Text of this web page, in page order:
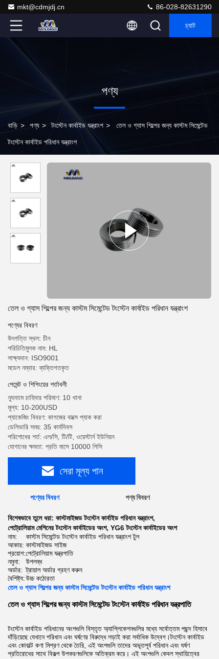
mkt@cdmjdj.cn 86-028-82631290
চ্যাট
পণ্য
বাড়ি > পণ্য > টংস্টেন কার্বাইড যন্ত্রাংশ > তেল ও গ্যাস শিল্পের জন্য কাস্টম সিমেন্টেড
টংস্টেন কার্বাইড পরিধান যন্ত্রাংশ
তেল ও গ্যাস শিল্পের জন্য কাস্টম সিমেন্টেড টংস্টেন কার্বাইড পরিধান যন্ত্রাংশ
পণ্যের বিবরণ
উৎপত্তি স্থল: চীন
পরিচিতিমুলক নাম: HL
সাক্ষ্যদান: ISO9001
মডেল নম্বার: ব্যক্তিগতকৃত
পেমেন্ট ও শিপিংয়ের শর্তাবলী
ন্যূনতম চাহিদার পরিমাণ: 10 খানা
মূল্য: 10-200USD
প্যাকেজিং বিবরণ: কাগজের বাক্সে প্যাক করা
ডেলিভারি সময়: 35 কার্যদিবস
পরিশোধের শর্ত: এল/সি, টি/টি, ওয়েস্টার্ন ইউনিয়ন
যোগানের ক্ষমতা: প্রতি মাসে 10000 পিসি
সেরা মূল্য পান
পণ্যের বিবরণ পণ্য বিবরণ
বিশেষভাবে তুলে ধরা: কাস্টমাইজড টংস্টেন কার্বাইড পরিধান যন্ত্রাংশ,
পেট্রোলিয়াম মেশিনের টংস্টেন কার্বাইডের অংশ, YG6 টংস্টেন কার্বাইডের অংশ
নাম:
কাস্টম সিমেন্টেড টংস্টেন কার্বাইড পরিধান যন্ত্রাংশ টুল
আকার: কাস্টমাইজড সাইজ
প্রয়োগ:পেট্রোলিয়াম যন্ত্রপাতি
নমুনা:
উপলব্ধ
অর্ডার: ট্রায়াল অর্ডার গ্রহণ করুন
বৈশিষ্ট্য:উচ্চ কঠোরতা
তেল ও গ্যাস শিল্পের জন্য কাস্টম সিমেন্টেড টংস্টেন কার্বাইড পরিধান যন্ত্রাংশ
তেল ও গ্যাস শিল্পের জন্য কাস্টম সিমেন্টেড টংস্টেন কার্বাইড পরিধান যন্ত্রপাতি
টংস্টেন কার্বাইড পরিধানের অংশগুলি বিস্তৃত অ্যাপ্লিকেশনগুলির মধ্যে সর্বোত্তম পছন্দ হিসাবে
দাঁড়িয়েছে যেখানে পরিধান এবং ঘর্ষণের বিরুদ্ধে লড়াই করা সর্বাধিক উদ্বেগ।টংস্টেন কার্বাইড
এবং কোবাল্ট কণা মিশ্রণ থেকে তৈরি, এই অংশগুলি তাদের অভূতপূর্ব পরিধান এবং ঘর্ষণ
প্রতিরোধের সাথে বিকল্প উপকরণগুলিকে অতিক্রম করে। এই অংশগুলি কেবল স্থায়িত্বের